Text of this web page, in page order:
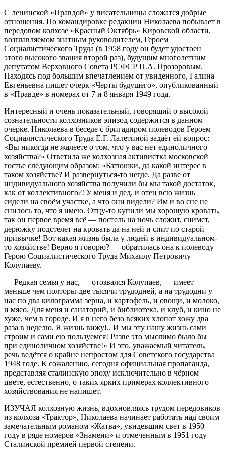
С ленинской «Правдой» у писательницы сложатся добрые
отношения. По командировке редакции Николаева побывает в
передовом колхозе «Красный Октябрь» Кировской области,
возглавляемом знатным руководителем, Героем
Социалистического Труда (в 1958 году он будет удостоен
этого высокого звания второй раз), будущим многолетним
депутатом Верховного Совета РСФСР П.А. Прозоровым.
Находясь под большим впечатлением от увиденного, Галина
Евгеньевна пишет очерк «Черты будущего», опубликованный
в «Правде» в номерах от 7 и 8 января 1949 года.
Интересный и очень показательный, говорящий о высокой
сознательности колхозников эпизод содержится в данном
очерке. Николаева в беседе с бригадиром полеводов Героем
Социалистического Труда Е.Г. Лалетиной задаёт ей вопрос:
«Вы никогда не жалеете о том, что у вас нет единоличного
хозяйства?» Ответила же колхозная активистка московской
гостье следующим образом: «Батюшки, да какой интерес в
таком хозяйстве? И развернуться-то негде. Да разве от
индивидуального хозяйства получили бы мы такой достаток,
как от коллективного?! У меня и дед, и отец всю жизнь
сидели на своём участке, а что они видели? Им и во сне не
снилось то, что я имею. Отцу-то купили мы хорошую кровать,
так он первое время всё — постель на ночь сложит, снимет,
дерюжку подстелет на кровать да на ней и спит по старой
привычке! Вот какая жизнь была у людей в индивидуальном-
то хозяйстве! Верно я говорю? — обратилась она к полеводу
Герою Социалистического Труда Михаилу Петровичу
Колупаеву.
— Редкая семья у нас, — отозвался Колупаев, — имеет
меньше чем полторы-две тысячи трудодней, а на трудодни у
нас по два килограмма зерна, и картофель, и овощи, и молоко,
и мясо. Для меня и санаторий, и библиотека, и клуб, и кино не
хуже, чем в городе. И я в него безо всяких хлопот хожу два
раза в неделю. Я жизнь вижу!.. И мы эту нашу жизнь сами
строим и сами ею пользуемся! Разве это мыслимо было бы
при единоличном хозяйстве!» И это, уважаемый читатель,
речь ведётся о крайне непростом для Советского государства
1948 годе. К сожалению, сегодня официальная пропаганда,
представляя сталинскую эпоху исключительно в чёрном
цвете, естественно, о таких ярких примерах коллективного
хозяйствования не напишет.
ИЗУЧАЯ колхозную жизнь, вдохновляясь трудом передовиков
из колхоза «Трактор», Николаева начинает работать над своим
замечательным романом «Жатва», увидевшим свет в 1950
году в ряде номеров «Знамени» и отмеченным в 1951 году
Сталинской премией первой степени.